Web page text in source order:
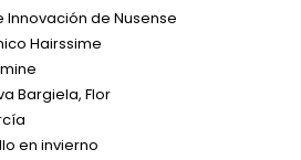
de Nusense
Hairssime
Bargiela, Flor
en invierno